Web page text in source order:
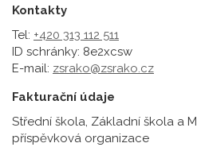
Kontakty
Tel: +420 313 112 511
ID schránky: 8e2xcsw
E-mail: zsrako@zsrako.cz
Fakturační údaje
Střední škola, Základní škola a
příspěvková organizace